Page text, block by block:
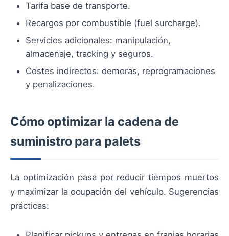
Tarifa base de transporte.
Recargos por combustible (fuel surcharge).
Servicios adicionales: manipulación,
almacenaje, tracking y seguros.
Costes indirectos: demoras, reprogramaciones
y penalizaciones.
Cómo optimizar la cadena de
suministro para palets
La optimización pasa por reducir tiempos muertos
y maximizar la ocupación del vehículo. Sugerencias
prácticas: